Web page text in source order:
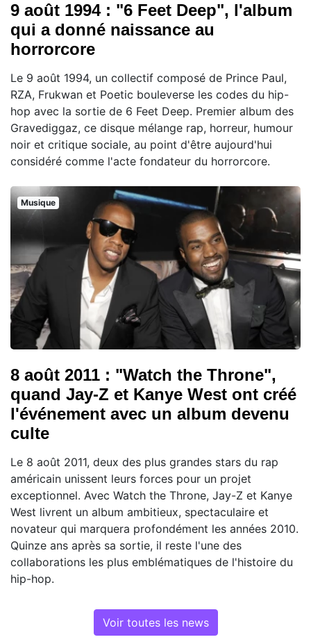
9 août 1994 : "6 Feet Deep", l'album
qui a donné naissance au
horrorcore
Le 9 août 1994, un collectif composé de Prince Paul,
RZA, Frukwan et Poetic bouleverse les codes du hip-
hop avec la sortie de 6 Feet Deep. Premier album des
Gravediggaz, ce disque mélange rap, horreur, humour
noir et critique sociale, au point d'être aujourd'hui
considéré comme l'acte fondateur du horrorcore.
Musique
8 août 2011 : "Watch the Throne",
quand Jay-Z et Kanye West ont créé
l'événement avec un album devenu
culte
Le 8 août 2011, deux des plus grandes stars du rap
américain unissent leurs forces pour un projet
exceptionnel. Avec Watch the Throne, Jay-Z et Kanye
West livrent un album ambitieux, spectaculaire et
novateur qui marquera profondément les années 2010.
Quinze ans après sa sortie, il reste l'une des
collaborations les plus emblématiques de l'histoire du
hip-hop.
Voir toutes les news